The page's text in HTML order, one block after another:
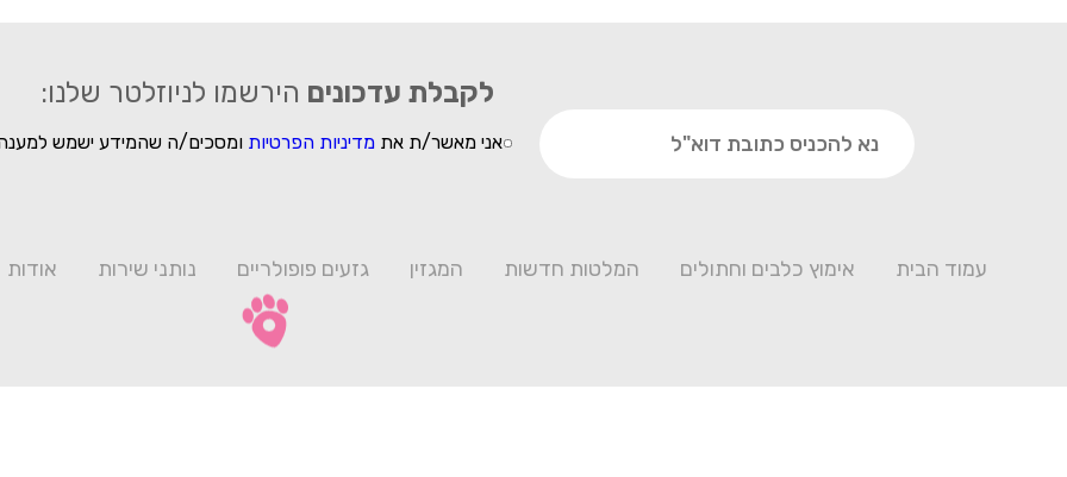
לקבלת עדכונים הירשמו לניוזלטר שלנו:
אני מאשר/ת אתמדיניות הפרטיותומסכים/ה שהמידע ישמש
עמוד הבית אימוץ כלבים וחתולים המלטות חדשות המגזין גזעים פופולריים נותני שירות אודות